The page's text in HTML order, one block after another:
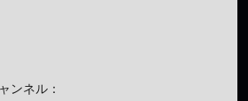
ンネル：